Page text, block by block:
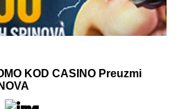
KOD CASINO Preuzmi